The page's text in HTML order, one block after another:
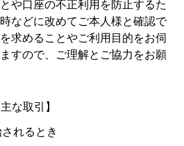
や口座の不正利用を防止するた
などに改めてご本人様と確認で
求めることやご利用目的をお伺
すので、ご理解とご協力をお願
な取引】
れるとき